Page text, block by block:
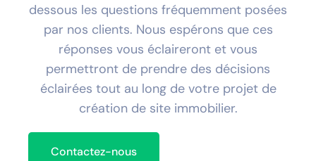
dessous les questions fréquemment posées
par nos clients. Nous espérons que ces
réponses vous éclaireront et vous
permettront de prendre des décisions
éclairées tout au long de votre projet de
création de site immobilier.
Contactez-nous